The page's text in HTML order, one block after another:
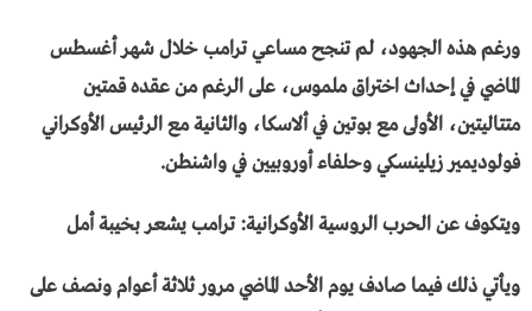
ورغم هذه الجهود، لم تنجح مساعي ترامب خلال شهر أغسطس
الماضي في إحداث اختراق ملموس، على الرغم من عقده قمتين
متتاليتين، الأولى مع بوتين في ألاسكا، والثانية مع الرئيس الأوكراني
فولوديمير زيلينسكي وحلفاء أوروبيين في واشنطن.
ويتكوف عن الحرب الروسية الأوكرانية: ترامب يشعر بخيبة أمل
ويأتي ذلك فيما صادف يوم الأحد الماضي مرور ثلاثة أعوام ونصف على